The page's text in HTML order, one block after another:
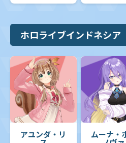
ホロライブインドネシア
アユンダ・リ ムーナ・